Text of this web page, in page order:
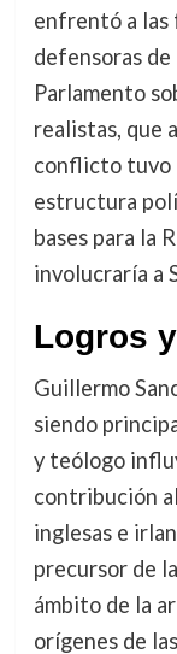
enfrentó a las
defensoras
Parlamento
realistas, que
conflicto tuvo
estructura
bases para la
involucraría a
Logros
Guillermo
siendo
y teólogo
contribución
inglesas e
precursor de
ámbito de la
orígenes de